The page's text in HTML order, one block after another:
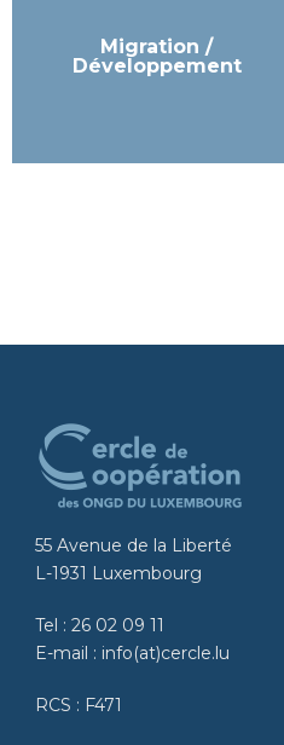
Migration /
Développement
En savoir plus
55 Avenue de la Liberté
L-1931 Luxembourg
Tel : 26 02 09 11
E-mail : info(at)cercle.lu
RCS : F471